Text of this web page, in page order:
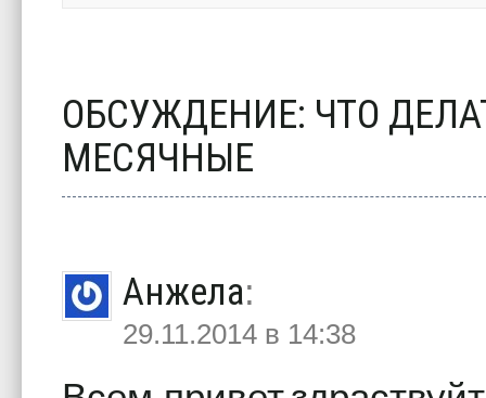
ОБСУЖДЕНИЕ: ЧТО
МЕСЯЧНЫЕ
Анжела:
29.11.2014 в 14:38